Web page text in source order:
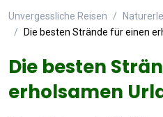
Unvergessliche Reisen
Die besten Strände für einen
Die besten
erholsamen